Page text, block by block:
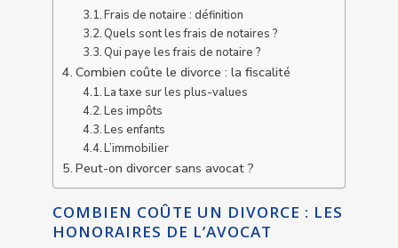
Frais de notaire : définition
Quels sont les frais de notaires ?
Qui paye les frais de notaire ?
Combien coûte le divorce : la fiscalité
La taxe sur les plus-values
Les impôts
Les enfants
L’immobilier
Peut-on divorcer sans avocat ?
COMBIEN COÛTE UN DIVORCE : LES
HONORAIRES DE L’AVOCAT